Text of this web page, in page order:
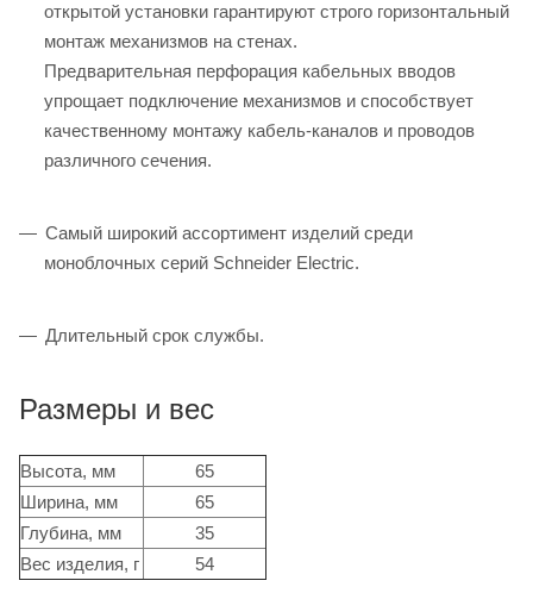
открытой установки гарантируют строго горизонтальный
монтаж механизмов на стенах.
Предварительная перфорация кабельных вводов
упрощает подключение механизмов и способствует
качественному монтажу кабель-каналов и проводов
различного сечения.
Самый широкий ассортимент изделий среди
моноблочных серий Schneider Electric.
Длительный срок службы.
Размеры и вес
Высота, мм
65
Ширина, мм
65
Глубина, мм
35
Вес изделия, г
54